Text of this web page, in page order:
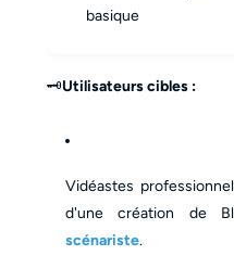
basique
🗝️Utilisateurs cibles :
Vidéastes
d'une création de
scénariste.